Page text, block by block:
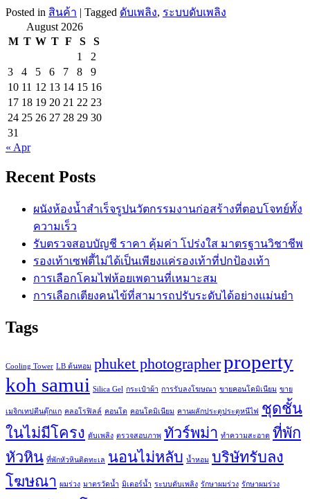
Posted in สินค้า | Tagged ดับเพลิง, ระบบดับเพลิง
August 2026
M T W T F S
S
1
2
3
4 5 6 7 8
9
10 11 12 13 14 15 16
17 18 19 20 21 22 23
24 25 26 27 28 29 30
31
« Apr
Recent Posts
ผนังห้องน้ำสำเร็จรูปนวัตกรรมงานก่อสร้างที่ตอบโจทย์ทั้ง
ความเร็ว
รับตรวจสอบบัญชี ราคา คุ้มค่า โปร่งใส มาตรฐานวิชาชีพ
รองเท้าเซฟตี้ไม่ได้เป็นเพียงแค่รองเท้าที่ปกป้องเท้า
การเลือกโคมไฟห้อยเพดานที่เหมาะสม
การเลือกเตียงคนไข้ที่สามารถปรับระดับได้อย่างแม่นยำ
Tags
Cooling Tower LB ต้นหอม phuket photographerproperty
koh samui Silica Gel กระเป๋าผ้า การรับลงโฆษณา ขายคอนโดมิเนียม ขาย
เมจิกเทปตีนตุ๊กแก คลอโรฟิลล์ คอนโด คอนโดมิเนียม คานผลักประตูประตูหนีไฟ
ชุดชั้น
ในไม่มีโครง ดับเพลิง ตรวจสอบภาพ ทัวร์พม่า ทำความสะอาด ที่พัก
หัวหิน ที่พักหัวหินติดทะเล นอนไม่หลับ น้ำหอม บริษัทรับลง
โฆษณา ผมร่วง มาตรวัดน้ำ มิเตอร์น้ำ ระบบดับเพลิง รักษาผมร่วง รักษาผมร่วง